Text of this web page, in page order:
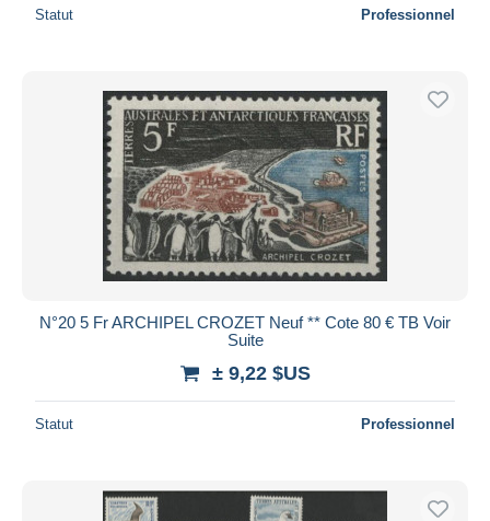
Statut Professionnel
N°20 5 Fr ARCHIPEL CROZET Neuf ** Cote 80 € TB Voir
Suite
± 9,22 $US
Statut Professionnel